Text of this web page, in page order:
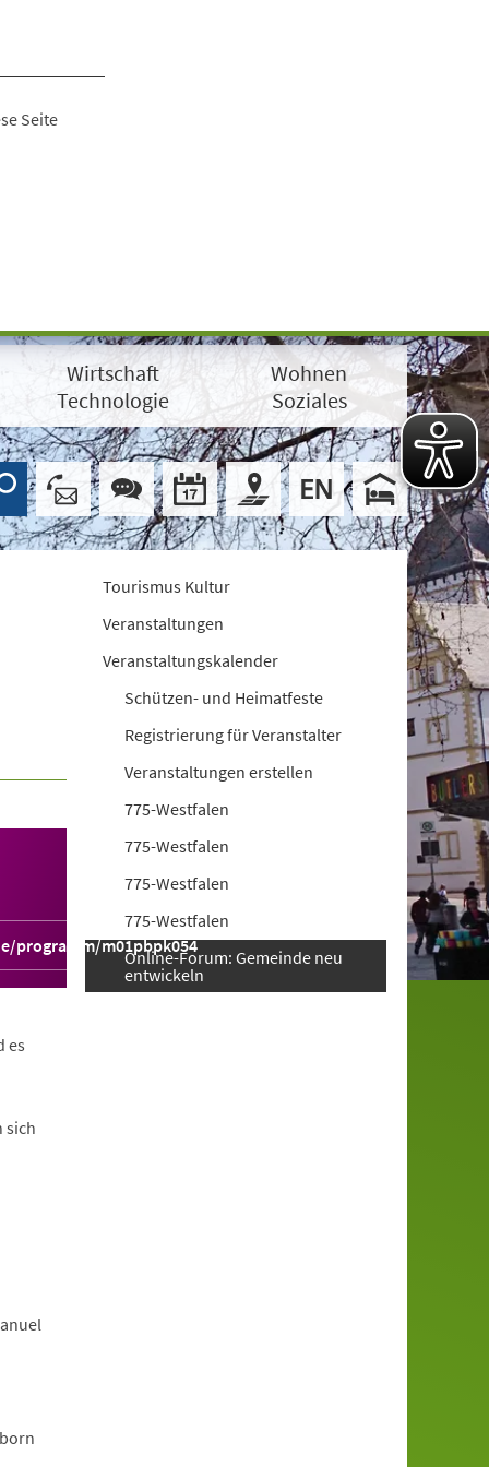
Seite
Wirtschaft
Technologie
Wohnen
Soziales
programm/m01pbpk054
es
sich
Tourismus Kultur
Veranstaltungen
Veranstaltungskalender
Schützen- und Heimatfeste
Registrierung für Veranstalter
Veranstaltungen erstellen
775-Westfalen
775-Westfalen
775-Westfalen
775-Westfalen
Online-Forum: Gemeinde neu
entwickeln